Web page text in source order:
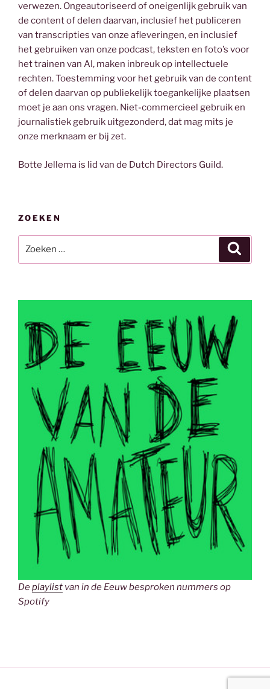
verwezen. Ongeautoriseerd of oneigenlijk gebruik van
de content of delen daarvan, inclusief het publiceren
van transcripties van onze afleveringen, en inclusief
het gebruiken van onze podcast, teksten en foto’s voor
het trainen van AI, maken inbreuk op intellectuele
rechten. Toestemming voor het gebruik van de content
of delen daarvan op publiekelijk toegankelijke plaatsen
moet je aan ons vragen. Niet-commercieel gebruik en
journalistiek gebruik uitgezonderd, dat mag mits je
onze merknaam er bij zet.
Botte Jellema is lid van de Dutch Directors Guild.
ZOEKEN
naar:
Deplaylist van in de Eeuw besproken nummers op
Spotify